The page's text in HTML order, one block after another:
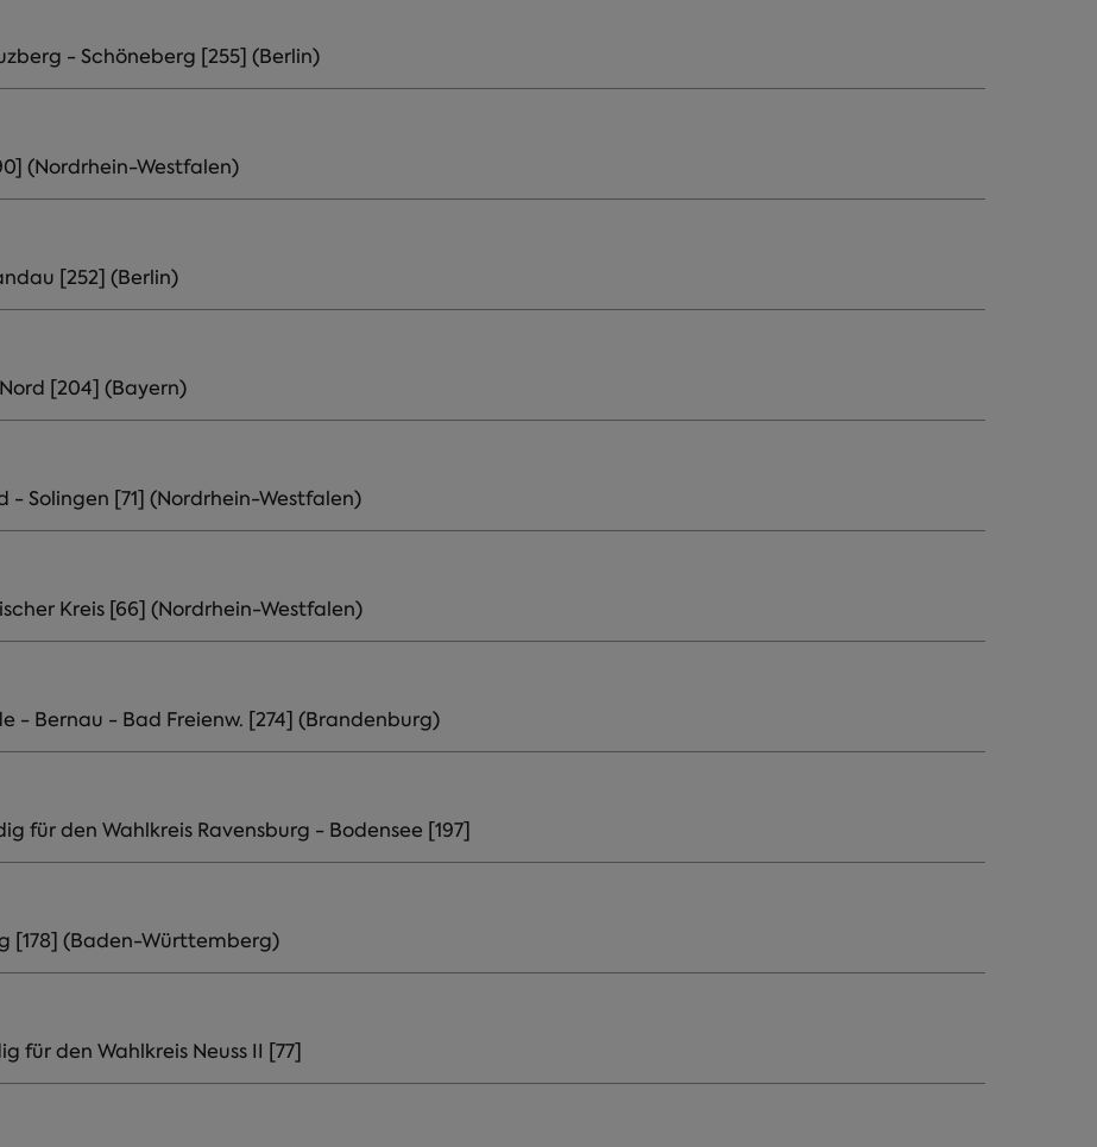
- Schöneberg [255] (Berlin)
(Nordrhein-Westfalen)
[252] (Berlin)
[204] (Bayern)
- Solingen [71] (Nordrhein-Westfalen)
Kreis [66] (Nordrhein-Westfalen)
- Bernau - Bad Freienw. [274] (Brandenburg)
für den Wahlkreis Ravensburg - Bodensee [197]
[178] (Baden-Württemberg)
für den Wahlkreis Neuss II [77]